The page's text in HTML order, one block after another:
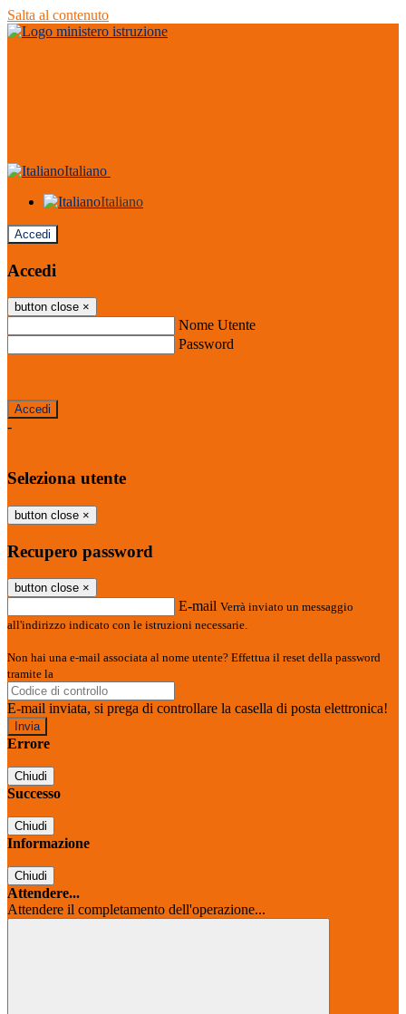
Salta al contenuto
Italiano
Italiano
Accedi
Accedi
button close ×
Nome Utente
Password
-
Seleziona utente
button close ×
Recupero password
button close ×
E-mail Verrà inviato un messaggio
all'indirizzo indicato con le istruzioni necessarie.
Non hai una e-mail associata al nome utente? Effettua il reset della password
tramite la
E-mail inviata, si prega di controllare la casella di posta elettronica!
Errore
Chiudi
Successo
Chiudi
Informazione
Chiudi
Attendere...
Attendere il completamento dell'operazione...